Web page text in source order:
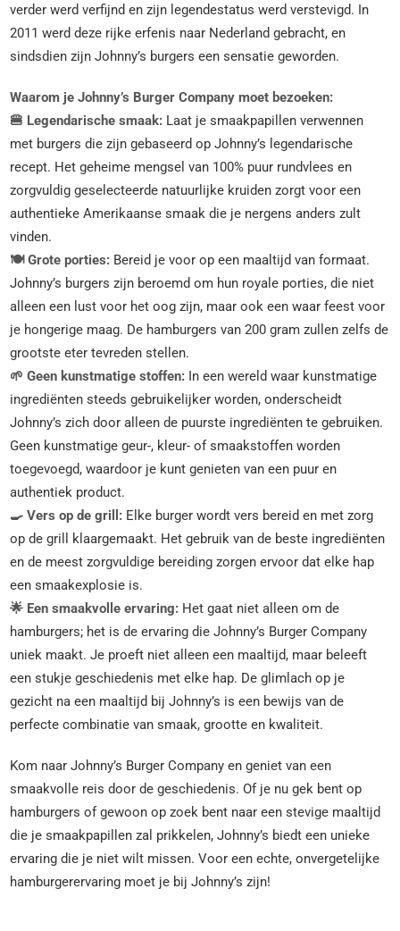
verder werd verfijnd en zijn legendestatus werd verstevigd. In
2011 werd deze rijke erfenis naar Nederland gebracht, en
sindsdien zijn Johnny’s burgers een sensatie geworden.
Waarom je Johnny’s Burger Company moet bezoeken:
🍔 Legendarische smaak: Laat je smaakpapillen verwennen
met burgers die zijn gebaseerd op Johnny’s legendarische
recept. Het geheime mengsel van 100% puur rundvlees en
zorgvuldig geselecteerde natuurlijke kruiden zorgt voor een
authentieke Amerikaanse smaak die je nergens anders zult
vinden.
🍽️ Grote porties: Bereid je voor op een maaltijd van formaat.
Johnny’s burgers zijn beroemd om hun royale porties, die niet
alleen een lust voor het oog zijn, maar ook een waar feest voor
je hongerige maag. De hamburgers van 200 gram zullen zelfs de
grootste eter tevreden stellen.
🌱 Geen kunstmatige stoffen: In een wereld waar kunstmatige
ingrediënten steeds gebruikelijker worden, onderscheidt
Johnny’s zich door alleen de puurste ingrediënten te gebruiken.
Geen kunstmatige geur-, kleur- of smaakstoffen worden
toegevoegd, waardoor je kunt genieten van een puur en
authentiek product.
🍳 Vers op de grill: Elke burger wordt vers bereid en met zorg
op de grill klaargemaakt. Het gebruik van de beste ingrediënten
en de meest zorgvuldige bereiding zorgen ervoor dat elke hap
een smaakexplosie is.
🌟 Een smaakvolle ervaring: Het gaat niet alleen om de
hamburgers; het is de ervaring die Johnny’s Burger Company
uniek maakt. Je proeft niet alleen een maaltijd, maar beleeft
een stukje geschiedenis met elke hap. De glimlach op je
gezicht na een maaltijd bij Johnny’s is een bewijs van de
perfecte combinatie van smaak, grootte en kwaliteit.
Kom naar Johnny’s Burger Company en geniet van een
smaakvolle reis door de geschiedenis. Of je nu gek bent op
hamburgers of gewoon op zoek bent naar een stevige maaltijd
die je smaakpapillen zal prikkelen, Johnny’s biedt een unieke
ervaring die je niet wilt missen. Voor een echte, onvergetelijke
hamburgerervaring moet je bij Johnny’s zijn!